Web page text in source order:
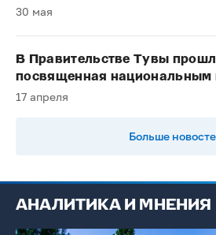
30 мая
В Правительстве Тувы
посвященная национальным
17 апреля
Больше
АНАЛИТИКА И МНЕНИЯ